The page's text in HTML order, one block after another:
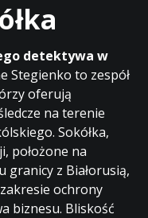
detektywa w
Stegienko to zespół
oferują
na terenie
Sokółka,
położone na
granicy z Białorusią,
ochrony
biznesu. Bliskość